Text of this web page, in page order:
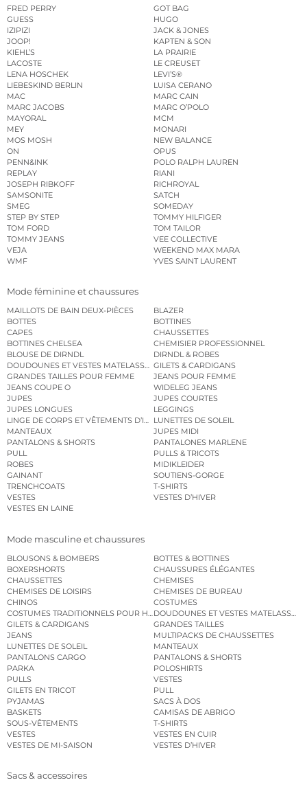
FRED PERRY
GOT BAG
GUESS
HUGO
IZIPIZI
JACK & JONES
JOOP!
KAPTEN & SON
KIEHL’S
LA PRAIRIE
LACOSTE
LE CREUSET
LENA HOSCHEK
LEVI’S®
LIEBESKIND BERLIN
LUISA CERANO
MAC
MARC CAIN
MARC JACOBS
MARC O’POLO
MAYORAL
MCM
MEY
MONARI
MOS MOSH
NEW BALANCE
ON
OPUS
PENN&INK
POLO RALPH LAUREN
REPLAY
RIANI
JOSEPH RIBKOFF
RICHROYAL
SAMSONITE
SATCH
SMEG
SOMEDAY
STEP BY STEP
TOMMY HILFIGER
TOM FORD
TOM TAILOR
TOMMY JEANS
VEE COLLECTIVE
VEJA
WEEKEND MAX MARA
WMF
YVES SAINT LAURENT
Mode féminine et chaussures
MAILLOTS DE BAIN DEUX-PIÈCES
BLAZER
BOTTES
BOTTINES
CAPES
CHAUSSETTES
BOTTINES CHELSEA
CHEMISIER PROFESSIONNEL
BLOUSE DE DIRNDL
DIRNDL & ROBES
DOUDOUNES ET VESTES MATELASSÉESGILETS & CARDIGANS
GRANDES TAILLES POUR FEMME
JEANS POUR FEMME
JEANS COUPE O
WIDELEG JEANS
JUPES
JUPES COURTES
JUPES LONGUES
LEGGINGS
LINGE DE CORPS ET VÊTEMENTS D’INTÉRIEURLUNETTES DE SOLEIL
MANTEAUX
JUPES MIDI
PANTALONS & SHORTS
PANTALONES MARLENE
PULL
PULLS & TRICOTS
ROBES
MIDIKLEIDER
GAINANT
SOUTIENS-GORGE
TRENCHCOATS
T-SHIRTS
VESTES
VESTES D’HIVER
VESTES EN LAINE
Mode masculine et chaussures
BLOUSONS & BOMBERS
BOTTES & BOTTINES
BOXERSHORTS
CHAUSSURES ÉLÉGANTES
CHAUSSETTES
CHEMISES
CHEMISES DE LOISIRS
CHEMISES DE BUREAU
CHINOS
COSTUMES
COSTUMES TRADITIONNELS POUR HOMMEDOUDOUNES ET VESTES MATELASSÉES
GILETS & CARDIGANS
GRANDES TAILLES
JEANS
MULTIPACKS DE CHAUSSETTES
LUNETTES DE SOLEIL
MANTEAUX
PANTALONS CARGO
PANTALONS & SHORTS
PARKA
POLOSHIRTS
PULLS
VESTES
GILETS EN TRICOT
PULL
PYJAMAS
SACS À DOS
BASKETS
CAMISAS DE ABRIGO
SOUS-VÊTEMENTS
T-SHIRTS
VESTES
VESTES EN CUIR
VESTES DE MI-SAISON
VESTES D’HIVER
Sacs & accessoires